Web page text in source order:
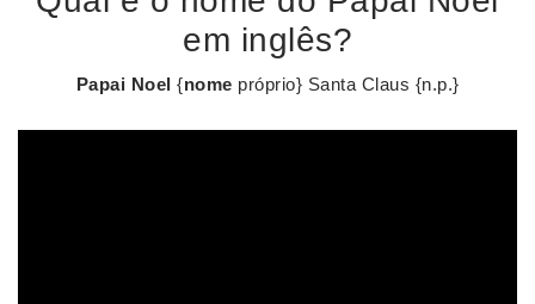
em inglês?
Papai Noel {nome próprio} Santa Claus {n.p.}